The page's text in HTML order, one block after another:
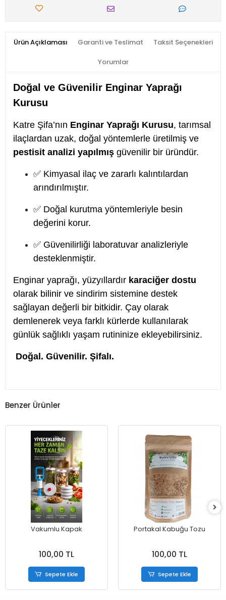
Ürün Açıklaması Garanti ve Teslimat Taksit Seçenekleri
Yorumlar
Doğal ve Güvenilir Enginar Yaprağı
Kurusu
Katre Şifa’nın Enginar Yaprağı Kurusu, tarımsal
ilaçlardan uzak, doğal yöntemlerle üretilmiş ve
pestisit analizi yapılmış güvenilir bir üründür.
✅ Kimyasal ilaç ve zararlı kalıntılardan
arındırılmıştır.
✅ Doğal kurutma yöntemleriyle besin
değerini korur.
✅ Güvenilirliği laboratuvar analizleriyle
desteklenmiştir.
Enginar yaprağı, yüzyıllardır karaciğer dostu
olarak bilinir ve sindirim sistemine destek
sağlayan değerli bir bitkidir. Çay olarak
demlenerek veya farklı kürlerde kullanılarak
günlük sağlıklı yaşam rutininize ekleyebilirsiniz.
Doğal. Güvenilir. Şifalı.
Benzer Ürünler
Vakumlu Kapak
100,00 TL
Sepete Ekle
Portakal Kabuğu Tozu
100,00 TL
Sepete Ekle